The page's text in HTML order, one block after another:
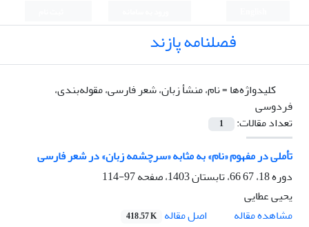
فصلنامه پازند
کلیدواژه‌ها =نام، منشأ زبان، شعر فارسی، مقوله‌بندی،
فردوسی
تعداد مقالات:
1
تأملی در مفهوم «نام» به ‌مثابه «سرچشمه‌ زبان» در شعر فارسی
دوره 18، 67 66، تابستان 1403، صفحه
97-114
یحیی عطایی
مشاهده مقاله
اصل مقاله 418.57 K